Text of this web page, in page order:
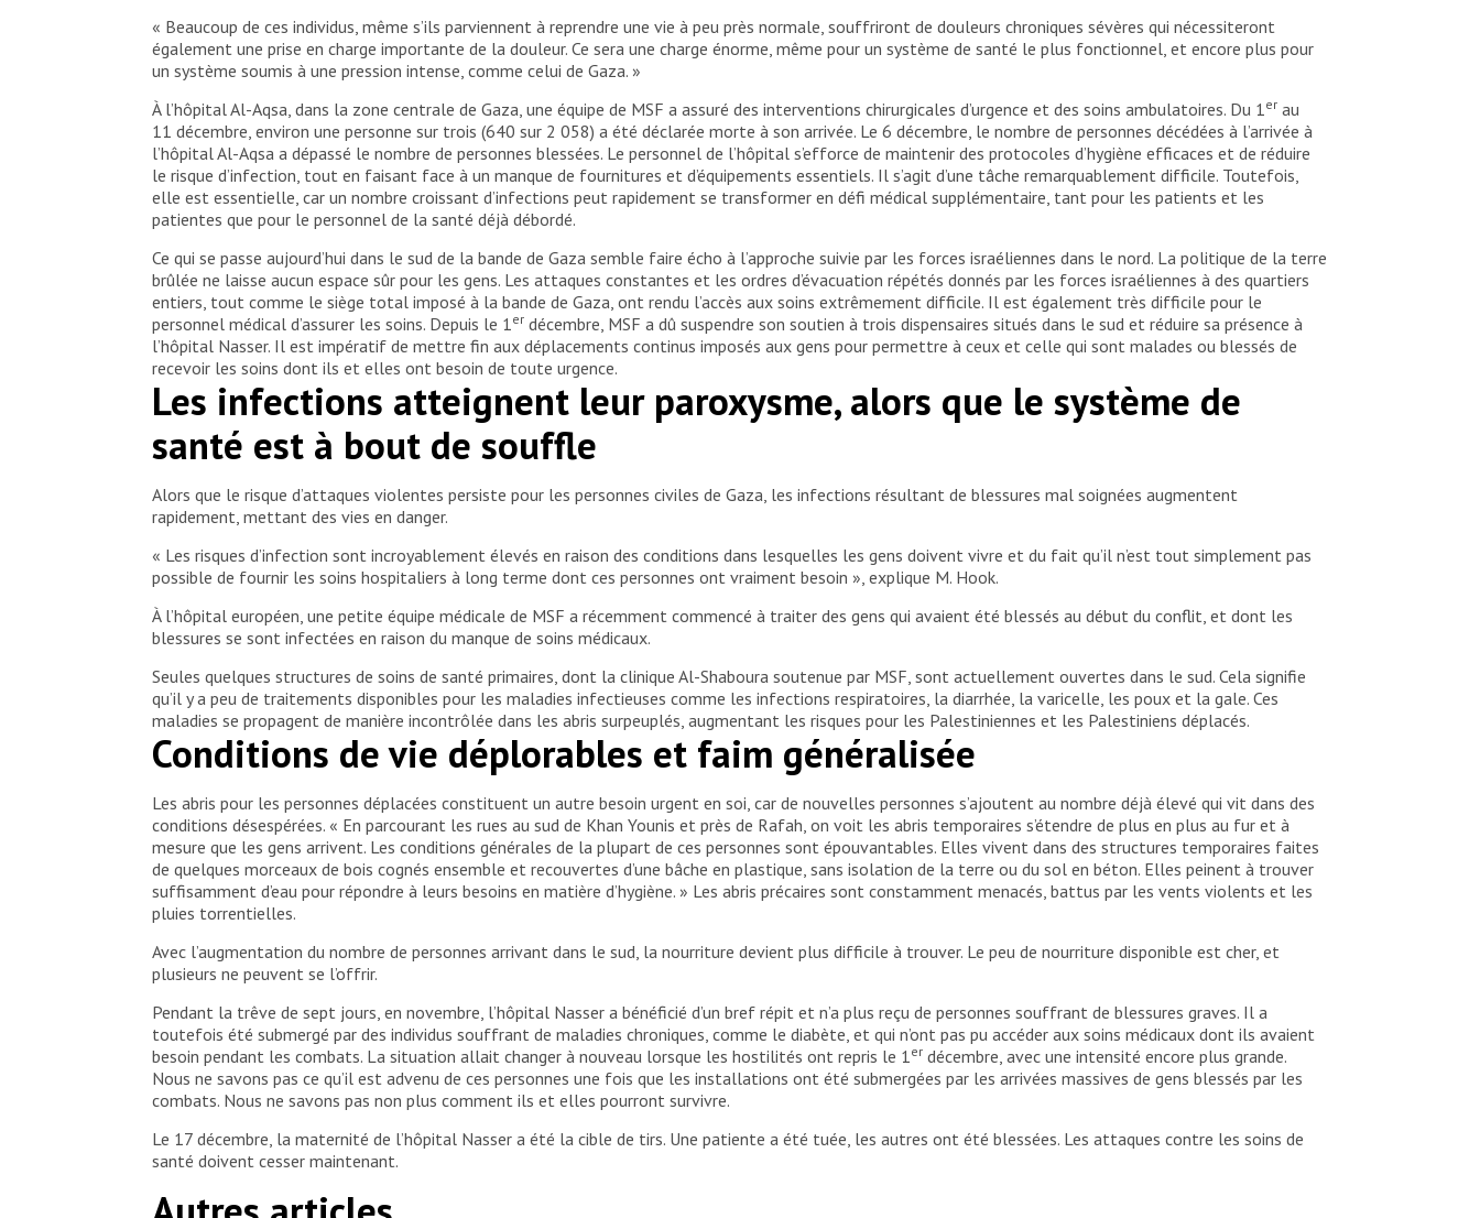
« Beaucoup de ces individus, même s’ils parviennent à reprendre une vie à peu près normale, souffriront de douleurs chroniques sévères qui nécessiteront
également une prise en charge importante de la douleur. Ce sera une charge énorme, même pour un système de santé le plus fonctionnel, et encore plus pour
un système soumis à une pression intense, comme celui de Gaza. »
À l’hôpital Al-Aqsa, dans la zone centrale de Gaza, une équipe de MSF a assuré des interventions chirurgicales d’urgence et des soins ambulatoires. Du 1er au
11 décembre, environ une personne sur trois (640 sur 2 058) a été déclarée morte à son arrivée. Le 6 décembre, le nombre de personnes décédées à l’arrivée à
l’hôpital Al-Aqsa a dépassé le nombre de personnes blessées. Le personnel de l’hôpital s’efforce de maintenir des protocoles d’hygiène efficaces et de réduire
le risque d’infection, tout en faisant face à un manque de fournitures et d’équipements essentiels. Il s’agit d’une tâche remarquablement difficile. Toutefois,
elle est essentielle, car un nombre croissant d’infections peut rapidement se transformer en défi médical supplémentaire, tant pour les patients et les
patientes que pour le personnel de la santé déjà débordé.
Ce qui se passe aujourd’hui dans le sud de la bande de Gaza semble faire écho à l’approche suivie par les forces israéliennes dans le nord. La politique de la terre
brûlée ne laisse aucun espace sûr pour les gens. Les attaques constantes et les ordres d’évacuation répétés donnés par les forces israéliennes à des quartiers
entiers, tout comme le siège total imposé à la bande de Gaza, ont rendu l’accès aux soins extrêmement difficile. Il est également très difficile pour le
personnel médical d’assurer les soins. Depuis le 1er décembre, MSF a dû suspendre son soutien à trois dispensaires situés dans le sud et réduire sa présence à
l’hôpital Nasser. Il est impératif de mettre fin aux déplacements continus imposés aux gens pour permettre à ceux et celle qui sont malades ou blessés de
recevoir les soins dont ils et elles ont besoin de toute urgence.
Les infections atteignent leur paroxysme, alors que le système de
santé est à bout de souffle
Alors que le risque d’attaques violentes persiste pour les personnes civiles de Gaza, les infections résultant de blessures mal soignées augmentent
rapidement, mettant des vies en danger.
« Les risques d’infection sont incroyablement élevés en raison des conditions dans lesquelles les gens doivent vivre et du fait qu’il n’est tout simplement pas
possible de fournir les soins hospitaliers à long terme dont ces personnes ont vraiment besoin », explique M. Hook.
À l’hôpital européen, une petite équipe médicale de MSF a récemment commencé à traiter des gens qui avaient été blessés au début du conflit, et dont les
blessures se sont infectées en raison du manque de soins médicaux.
Seules quelques structures de soins de santé primaires, dont la clinique Al-Shaboura soutenue par MSF, sont actuellement ouvertes dans le sud. Cela signifie
qu’il y a peu de traitements disponibles pour les maladies infectieuses comme les infections respiratoires, la diarrhée, la varicelle, les poux et la gale. Ces
maladies se propagent de manière incontrôlée dans les abris surpeuplés, augmentant les risques pour les Palestiniennes et les Palestiniens déplacés.
Conditions de vie déplorables et faim généralisée
Les abris pour les personnes déplacées constituent un autre besoin urgent en soi, car de nouvelles personnes s’ajoutent au nombre déjà élevé qui vit dans des
conditions désespérées. « En parcourant les rues au sud de Khan Younis et près de Rafah, on voit les abris temporaires s’étendre de plus en plus au fur et à
mesure que les gens arrivent. Les conditions générales de la plupart de ces personnes sont épouvantables. Elles vivent dans des structures temporaires faites
de quelques morceaux de bois cognés ensemble et recouvertes d’une bâche en plastique, sans isolation de la terre ou du sol en béton. Elles peinent à trouver
suffisamment d’eau pour répondre à leurs besoins en matière d’hygiène. » Les abris précaires sont constamment menacés, battus par les vents violents et les
pluies torrentielles.
Avec l’augmentation du nombre de personnes arrivant dans le sud, la nourriture devient plus difficile à trouver. Le peu de nourriture disponible est cher, et
plusieurs ne peuvent se l’offrir.
Pendant la trêve de sept jours, en novembre, l’hôpital Nasser a bénéficié d’un bref répit et n’a plus reçu de personnes souffrant de blessures graves. Il a
toutefois été submergé par des individus souffrant de maladies chroniques, comme le diabète, et qui n’ont pas pu accéder aux soins médicaux dont ils avaient
besoin pendant les combats. La situation allait changer à nouveau lorsque les hostilités ont repris le 1er décembre, avec une intensité encore plus grande.
Nous ne savons pas ce qu’il est advenu de ces personnes une fois que les installations ont été submergées par les arrivées massives de gens blessés par les
combats. Nous ne savons pas non plus comment ils et elles pourront survivre.
Le 17 décembre, la maternité de l’hôpital Nasser a été la cible de tirs. Une patiente a été tuée, les autres ont été blessées. Les attaques contre les soins de
santé doivent cesser maintenant.